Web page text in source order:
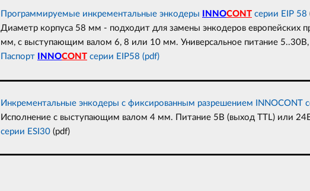
Программируемые инкрементальные энкодеры INNOCONT серии EIP 58
Диаметр корпуса 58 мм - подходит для замены энкодеров европейских
мм, с выступающим валом 6, 8 или 10 мм. Универсальное питание
Паспорт
INNOCONT серии EIP58 (pdf)
Инкрементальные энкодеры с фиксированным разрешением INNOCONT
Исполнение с выступающим валом 4 мм. Питание 5В (выход TTL) или
серии ESI30 (pdf)